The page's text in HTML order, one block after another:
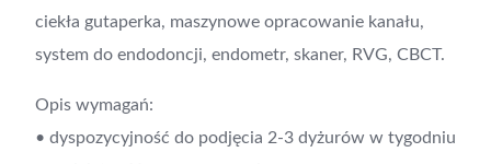
ciekła gutaperka, maszynowe opracowanie kanału,
system do endodoncji, endometr, skaner, RVG, CBCT.
Opis wymagań:
• dyspozycyjność do podjęcia 2-3 dyżurów w tygodniu